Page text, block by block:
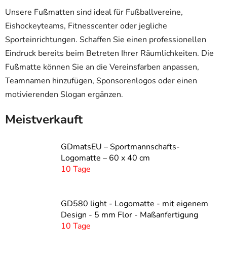
Unsere Fußmatten sind ideal für Fußballvereine,
Eishockeyteams, Fitnesscenter oder jegliche
Sporteinrichtungen. Schaffen Sie einen professionellen
Eindruck bereits beim Betreten Ihrer Räumlichkeiten. Die
Fußmatte können Sie an die Vereinsfarben anpassen,
Teamnamen hinzufügen, Sponsorenlogos oder einen
motivierenden Slogan ergänzen.
Meistverkauft
GDmatsEU – Sportmannschafts-
Logomatte – 60 x 40 cm
10 Tage
GD580 light - Logomatte - mit eigenem
Design - 5 mm Flor - Maßanfertigung
10 Tage